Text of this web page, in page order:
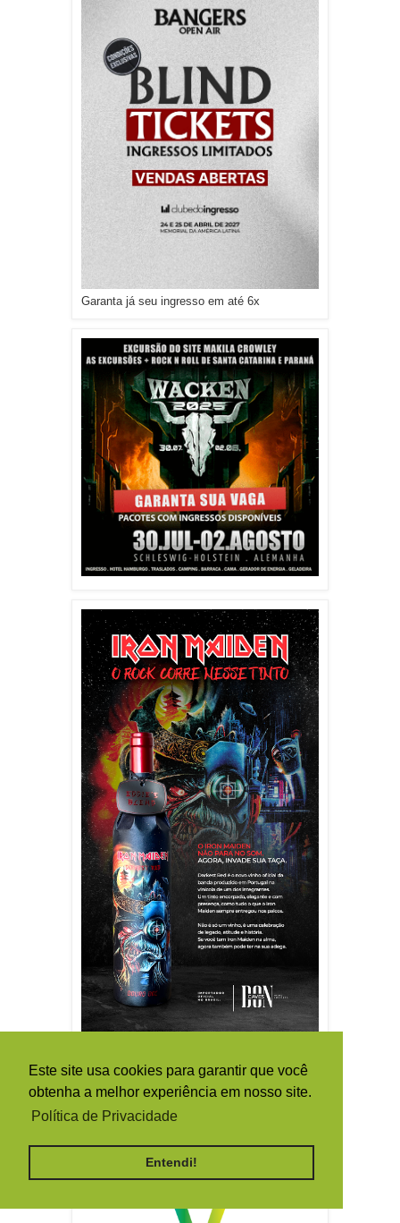
Este site usa cookies para garantir que você
obtenha a melhor experiência em nosso site.
Política de Privacidade
Entendi!
Garanta já seu ingresso em até 6x